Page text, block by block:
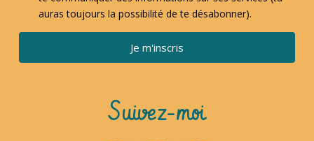
auras toujours la possibilité de te désabonner).
Je m'inscris
Suivez-moi